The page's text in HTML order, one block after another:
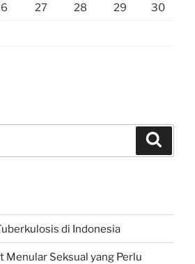
27 28 29 30
di Indonesia
Menular Seksual yang Perlu